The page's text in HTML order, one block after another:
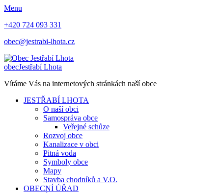
Menu
+420 724 093 331
obec@jestrabi-lhota.cz
obecJestřabí Lhota
Vítáme Vás na internetových stránkách naší obce
JESTŘABÍ LHOTA
O naší obci
Samospráva obce
Veřejné schůze
Rozvoj obce
Kanalizace v obci
Pitná voda
Symboly obce
Mapy
Stavba chodníků a V.O.
OBECNÍ ÚŘAD